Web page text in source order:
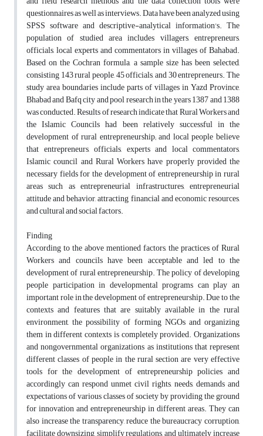
questionnaires as well as interviews. Data have been analyzed using
SPSS software and descriptive-analytical information's. The
population of studied area includes villagers, entrepreneurs,
officials, local experts and commentators in villages of Bahabad.
Based on the Cochran formula, a sample size has been selected,
consisting 143 rural people, 45 officials, and 30 entrepreneurs. The
study area boundaries include parts of villages in Yazd Province,
Bhabad and Bafq city and pool research in the years 1387 and 1388
was conducted. Results of research indicate that Rural Workers and
the Islamic Councils had been relatively successful in the
development of rural entrepreneurship; and local people believe
that entrepreneurs, officials, experts and local commentators,
Islamic council and Rural Workers have properly provided the
necessary fields for the development of entrepreneurship in rural
areas such as entrepreneurial infrastructures, entrepreneurial
attitude and behavior, attracting financial and economic resources,
and cultural and social factors.
Finding
According to the above mentioned factors, the practices of Rural
Workers and councils have been acceptable and led to the
development of rural entrepreneurship. The policy of developing
people participation in developmental programs can play an
important role in the development of entrepreneurship. Due to the
contexts and features that are suitably available in the rural
environment, the possibility of forming NGOs and organizing
them in different contexts is completely provided. Organizations
and nongovernmental organizations as institutions that represent
different classes of people in the rural section are very effective
tools for the development of entrepreneurship policies and
accordingly can respond unmet civil rights, needs, demands and
expectations of various classes of society by providing the ground
for innovation and entrepreneurship in different areas. They can
also increase the transparency, reduce the bureaucracy corruption,